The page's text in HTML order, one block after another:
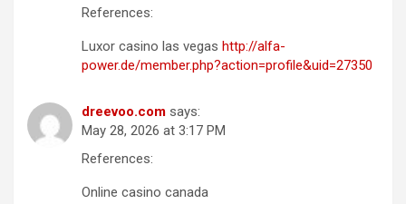
References:
Luxor casino las vegas http://alfa-
power.de/member.php?action=profile&uid=27350
dreevoo.com says:
May 28, 2026 at 3:17 PM
References:
Online casino canada